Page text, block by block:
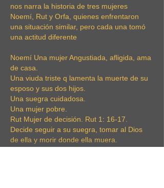
nos narra la historia de tres mujeres
Noemí, Rut y Orfa, quienes enfrentaron
una situación similar, pero cada una tomó
una actitud diferente
Noemí Una mujer Angustiada, afligida, ama
de casa.
Una viuda triste q lamenta la muerte de su
esposo y sus dos hijos.
Una suegra cuidadosa.
Una mujer pobre.
Rut Mujer de decisión. Rut 1: 16-17.
Decide seguir a su suegra, tomar al Dios
de ella y morir donde ella muera.